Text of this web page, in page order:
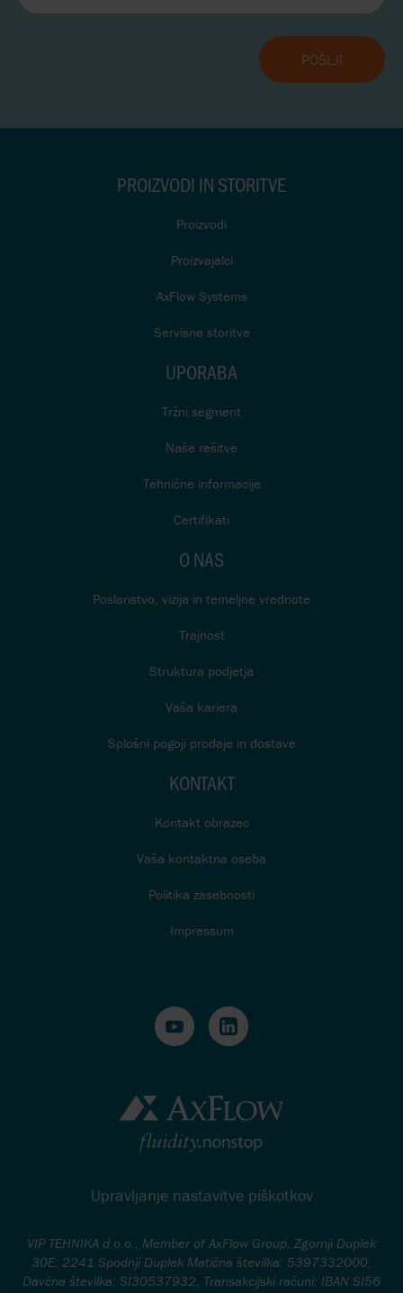
PROIZVODI IN STORITVE
Proizvodi
Proizvajalci
AxFlow Systems
Servisne storitve
UPORABA
Tržni segment
Naše rešitve
Tehnične informacije
Certifikati
O NAS
Poslanstvo, vizija in temeljne vrednote
Trajnost
Struktura podjetja
Vaša kariera
Splošni pogoji prodaje in dostave
KONTAKT
Kontakt obrazec
Vaša kontaktna oseba
Politika zasebnosti
Impressum
Upravljanje nastavitve piškotkov
VIP TEHNIKA d.o.o., Member of AxFlow Group, Zgornji Duplek
30E, 2241 Spodnji Duplek Matična številka: 5397332000,
Davčna številka: SI30537932, Transakcijski računi: IBAN SI56